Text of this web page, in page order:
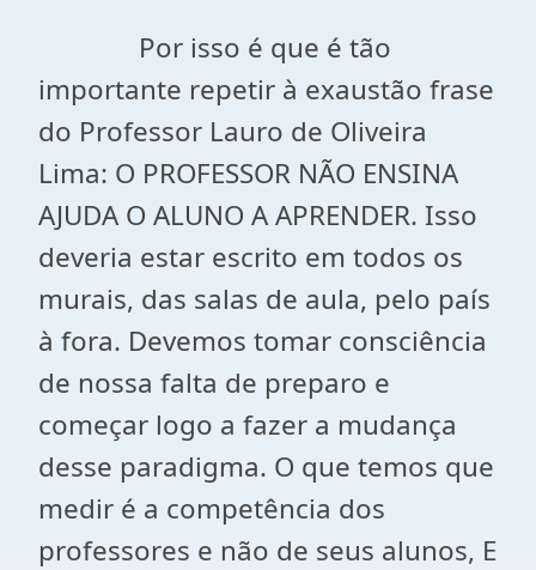
Por isso é que é tão
importante repetir à exaustão frase
do Professor Lauro de Oliveira
Lima: O PROFESSOR NÃO ENSINA
AJUDA O ALUNO A APRENDER. Isso
deveria estar escrito em todos os
murais, das salas de aula, pelo país
à fora. Devemos tomar consciência
de nossa falta de preparo e
começar logo a fazer a mudança
desse paradigma. O que temos que
medir é a competência dos
professores e não de seus alunos, E